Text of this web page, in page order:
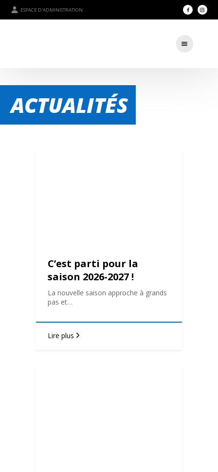
ESPACE D'ADMINISTRATION
ACTUALITÉS
C’est parti pour la
saison 2026-2027 !
La nouvelle saison approche à grands
pas et…
Lire plus